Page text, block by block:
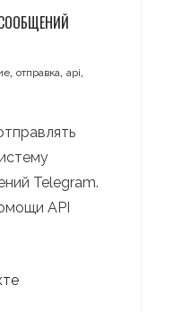
СООБЩЕНИЙ
отправка api
Telegram.
API